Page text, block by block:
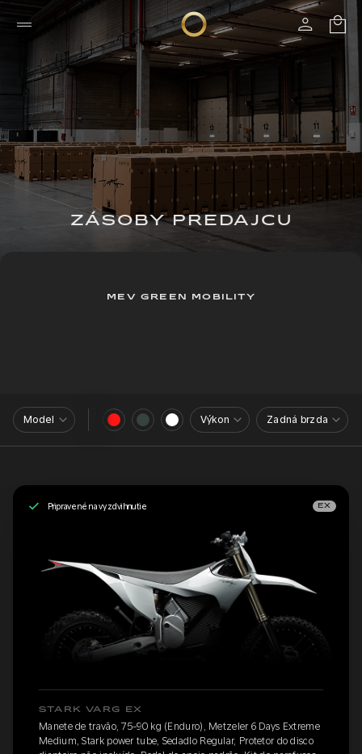
ZÁSOBY PREDAJCU
MEV GREEN MOBILITY
Model Výkon Zadná brzda
Pripravené na vyzdvihnutie EX
STARK VARG EX
Manete de travão, 75-90 kg (Enduro), Metzeler 6 Days Extreme
Medium, Stark power tube, Sedadlo Regular, Protetor do disco